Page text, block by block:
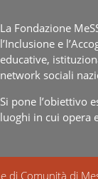
La Fondazione
l’Inclusione e
educative,
network sociali
Si pone l’obiettivo
luoghi in cui opera
di Comunità di